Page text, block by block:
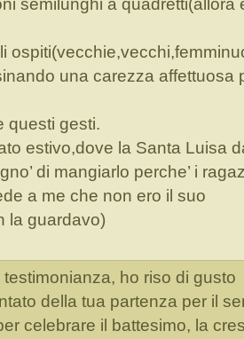
una carezza affettuosa
questi gesti.
estivo,dove la Santa Luisa
di mangiarlo perche’ i
a me che non ero il suo
la guardavo)
ho riso di gusto
della tua partenza per il
celebrare il battesimo, la